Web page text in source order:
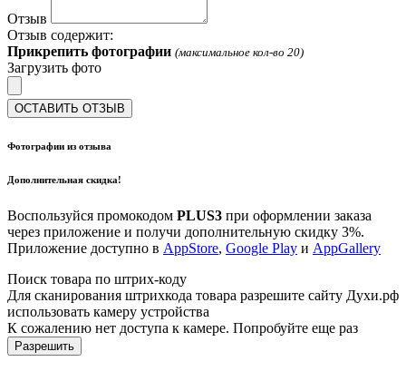
Отзыв
Отзыв содержит:
Прикрепить фотографии (максимальное кол-во 20)
Загрузить фото
ОСТАВИТЬ ОТЗЫВ
Фотографии из отзыва
Дополнительная скидка!
Воспользуйся промокодом PLUS3 при оформлении заказа
через приложение и получи дополнительную скидку 3%.
Приложение доступно в AppStore, Google Play и AppGallery
Поиск товара по штрих-коду
Для сканирования штрихкода товара разрешите сайту Духи.рф
использовать камеру устройства
К сожалению нет доступа к камере. Попробуйте еще раз
Разрешить